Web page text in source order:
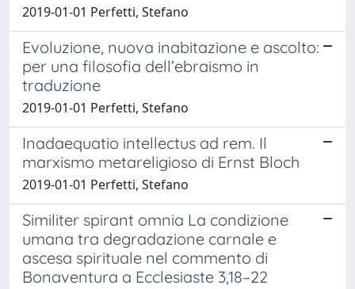
2019-01-01 Perfetti, Stefano
Evoluzione, nuova inabitazione e ascolto:
per una filosofia dell’ebraismo in
traduzione
2019-01-01 Perfetti, Stefano
Inadaequatio intellectus ad rem. Il
marxismo metareligioso di Ernst Bloch
2019-01-01 Perfetti, Stefano
Similiter spirant omnia La condizione
umana tra degradazione carnale e
ascesa spirituale nel commento di
Bonaventura a Ecclesiaste 3,18–22